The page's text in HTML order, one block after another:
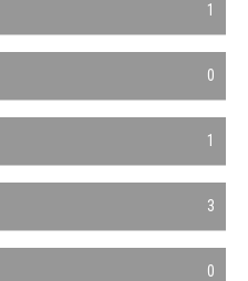
1
0
1
3
0